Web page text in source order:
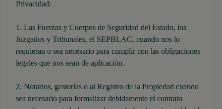
Privacidad:
1. Las Fuerzas y Cuerpos de Seguridad del Estado, los
Juzgados y Tribunales, el SEPBLAC, cuando nos lo
requieran o sea necesario para cumplir con las obligaciones
legales que nos sean de aplicación.
2. Notarios, gestorías o al Registro de la Propiedad cuando
sea necesario para formalizar debidamente el contrato